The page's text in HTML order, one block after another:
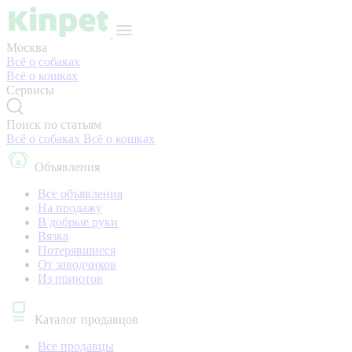
Москва
Всё о собаках
Всё о кошках
Сервисы
Поиск по статьям
Всё о собаках Всё о кошках
Объявления
Все объявления
На продажу
В добрые руки
Вязка
Потерявшиеся
От заводчиков
Из приютов
Каталог продавцов
Все продавцы